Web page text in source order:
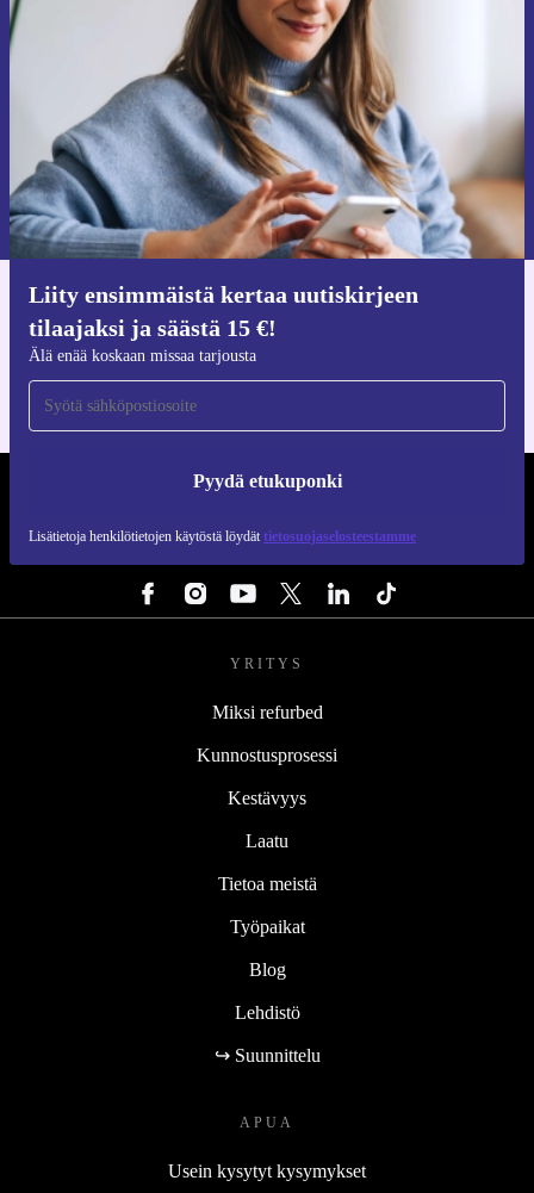
Liity ensimmäistä kertaa uutiskirjeen
tilaajaksi ja säästä 15 €!
Älä enää koskaan missaa tarjousta
Pyydä etukuponki
Lisätietoja henkilötietojen käytöstä löydät tietosuojaselosteestamme
tilaajaksi ja säästä 15 €!
Älä missaa enää yhtäkään tarjousta.
Pyydä etukuponki
Lisätietoja henkilötietojen käytöstä löydättietosuojaselosteestamme.
Hanki refurbed-sovellus
iOS:lle ja Androidille
YRITYS
Miksi refurbed
Kunnostusprosessi
Kestävyys
Laatu
Tietoa meistä
Työpaikat
Blog
Lehdistö
↪ Suunnittelu
APUA
Usein kysytyt kysymykset